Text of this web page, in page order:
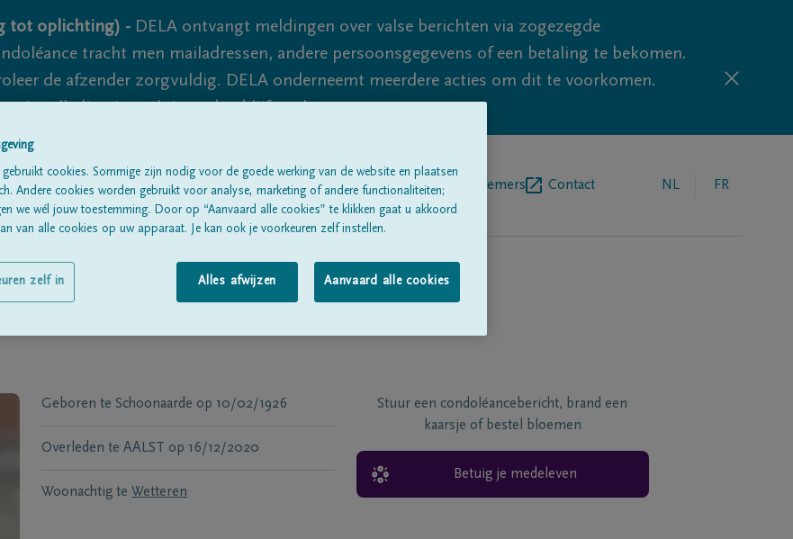
tot oplichting) - DELA ontvangt meldingen over valse berichten via zogezegde
tracht men mailadressen, andere persoonsgegevens of een betaling te bekomen.
de afzender zorgvuldig. DELA onderneemt meerdere acties om dit te voorkomen.
volledig uit te sluiten, dus blijf waakzaam.
Alle rouwberichtenOver onsBegrafenisondernemers Contact NL FR
Geboren te Schoonaarde op 10/02/1926
Overleden te AALST op 16/12/2020
Woonachtig te Wetteren
Stuur een condoléancebericht, brand een
kaarsje of bestel bloemen
Betuig je medeleven
cookies. Sommige zijn nodig voor de goede werking van de website en plaatsen
Andere cookies worden gebruikt voor analyse, marketing of andere functionaliteiten;
we wél jouw toestemming. Door op “Aanvaard alle cookies” te klikken gaat u akkoord
van alle cookies op uw apparaat. Je kan ook je voorkeuren zelf instellen.
Alles afwijzen Aanvaard alle cookies
zelf in